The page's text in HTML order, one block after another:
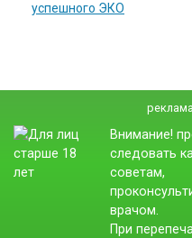
успешного ЭКО
реклама
Внимание!
следовать
советам,
врачом.
При